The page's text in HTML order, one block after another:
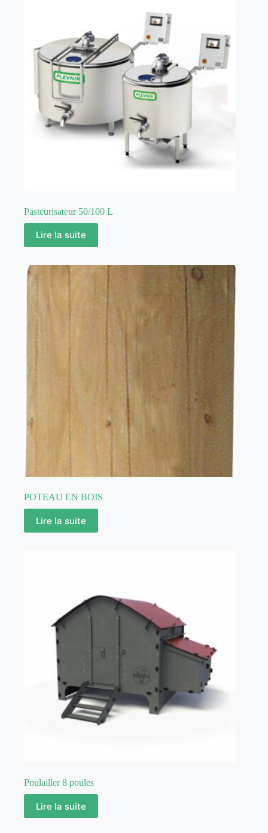
Pasteurisateur 50/100 L
Lire la suite
POTEAU EN BOIS
Lire la suite
Poulailler 8 poules
Lire la suite